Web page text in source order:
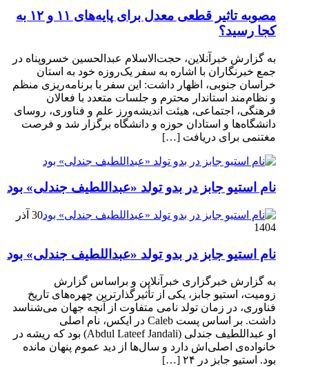
مصوبه تاثیر قطعی معدل برای پایه‌های ۱۱ و ۱۲ به
کجا رسید؟
به گزارش خبرآنلاین، حجت‌الاسلام عبدالحسین خسروپناه در
جمع خبرنگاران با اشاره به سفر یک‌روزه خود به استان
خراسان جنوبی، اظهار داشت: این سفر با برنامه‌ریزی منظم
و نظام‌مند استاندار محترم و جلسات متعدد با فعالان
فرهنگی، اجتماعی، هیئت اندیشه‌ورز علم و فناوری، روسای
دانشگاه‌ها و استادان حوزه و دانشگاه برگزار شد و فرصت
مغتنمی برای دریافت […]
نام استیو جابز در بدو تولد «عبداللطیف جندلی» بود
30 آذر
1404
نام استیو جابز در بدو تولد «عبداللطیف جندلی» بود
به گزارش خبرگزاری خبرآنلاین و براساس گزارش
زومیت، استیو جابز، یکی از تأثیرگذارترین چهره‌های تاریخ
فناوری، در زمان تولد نامی متفاوت از آنچه جهان می‌شناسد
داشت. بر اساس پست Caleb در ایکس، نام اصلی
او عبداللطیف جندلی (Abdul Lateef Jandali) بود که ریشه در
خانواده‌ی اصلی‌اش دارد و سال‌ها از دید عموم پنهان مانده
بود. استیو جابز در ۲۴ […]